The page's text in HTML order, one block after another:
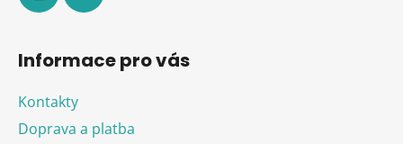
Informace pro vás
Kontakty
Doprava a platba